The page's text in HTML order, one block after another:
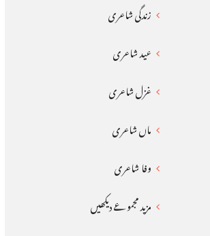
زندگی شاعری
عید شاعری
غزل شاعری
ماں شاعری
وفا شاعری
مزید مجموعے دیکھیں